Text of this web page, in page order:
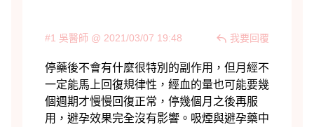
#1 吳醫師 @ 2021/03/07 19:48 我要回覆